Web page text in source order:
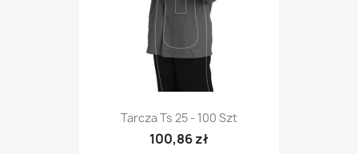
Tarcza Ts 25 - 100 Szt
100,86 zł